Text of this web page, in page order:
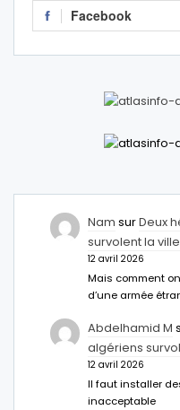
Facebook
Nam surDeux
survolent la
12 avril 2026
Mais comment
d’une armée
Abdelhamid M
algériens
12 avril 2026
Il faut installer
inacceptable